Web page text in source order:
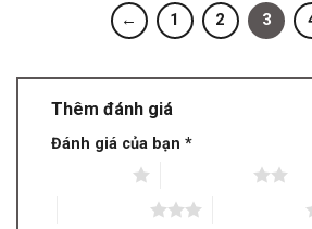
← 1 2 3
Thêm đánh giá
Đánh giá của bạn *